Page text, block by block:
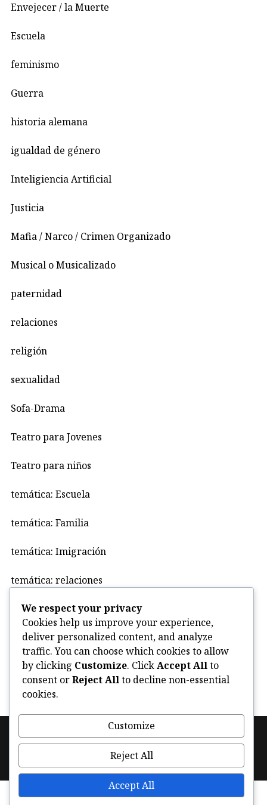
Envejecer / la Muerte
Escuela
feminismo
Guerra
historia alemana
igualdad de género
Inteligiencia Artificial
Justicia
Mafia / Narco / Crimen Organizado
Musical o Musicalizado
paternidad
relaciones
religión
sexualidad
Sofa-Drama
Teatro para Jovenes
Teatro para niños
temática: Escuela
temática: Familia
temática: Imigración
temática: relaciones
Uncategorized
violencia
FooterPolítica de cookies (UE) Facebook
Instagram
Twitter
We respect your privacy
Cookies help us improve your experience,
deliver personalized content, and analyze
traffic. You can choose which cookies to allow
by clicking Customize. Click Accept All to
consent orReject All to decline non-essential
cookies.
Customize
Reject All
Accept All